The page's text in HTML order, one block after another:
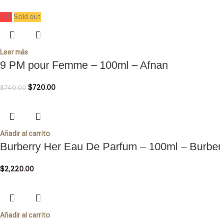
-3% Sold out
Leer más
9 PM pour Femme – 100ml – Afnan
$740.00$720.00
Añadir al carrito
Burberry Her Eau De Parfum – 100ml –
$2,220.00
Añadir al carrito